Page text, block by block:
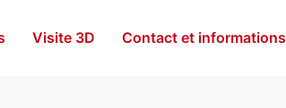
Visite 3D Contact et informations